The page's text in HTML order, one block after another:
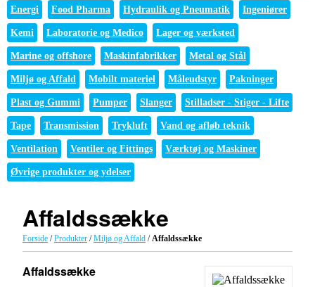
Energi Food Pharma Hydraulik og Pneumatik Ingeniører
Kemi Laboratorie og Medico Lager og værksted
Marine og offshore Maskinfabrikker Metal og Stål
Miljø og Affald Mobilt materiel Måleudstyr Pakninger
Plast og Gummi Pumper Slanger Stilladser - Stiger - Lifte
Tape Transmission Trykluft Vand og afløb teknik
Ventilation Ventiler og Fittings Værktøj og Maskiner
Øvrige produkter og ydelser
Affaldssække
Forside /Produkter /Miljø og Affald /Affaldssække
Affaldssække